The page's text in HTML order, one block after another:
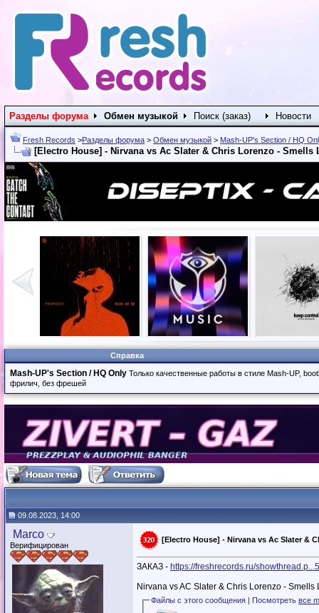
Разделы форума Обмен музыкой Поиск (заказ) Новости
Fresh Records >Разделы форума > Обмен музыкой > Mash-UP's Section / HQ
[Electro House] - Nirvana vs Ac Slater & Chris Lorenzo -
Справка
Mash-UP's Section / HQ Only Только качественные работы в стиле Mash-UP,
фрилич, без фрешей
09.08.2023, 14:00
Marco
Верифицирован
[Electro House] - Nirvana vs Ac Slater &
ЗАКАЗ - https://freshrecords.ru/
Nirvana vs AC Slater & Chris Lorenzo -
Файлы с этого сообщения | Посмотретьвсе